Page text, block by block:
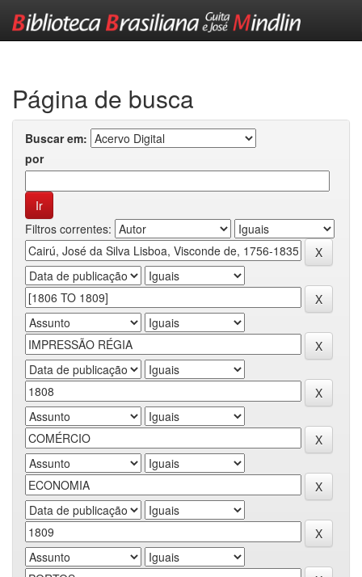
Página de busca
Buscar em:
por
Filtros correntes: